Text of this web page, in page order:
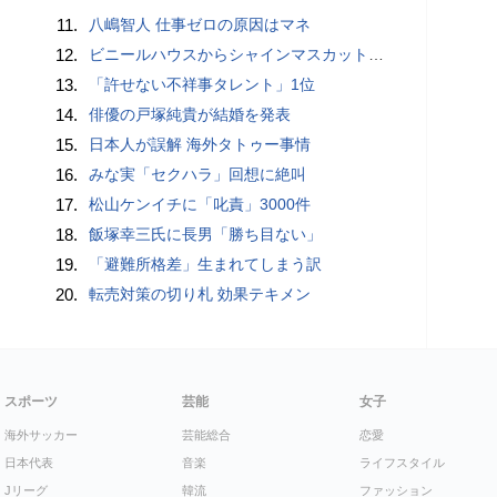
11. 八嶋智人 仕事ゼロの原因はマネ
12. ビニールハウスからシャインマスカット約200房を盗んだ疑い ネットで販売か 無職の男（42）逮捕 岡山県警
13. 「許せない不祥事タレント」1位
14. 俳優の戸塚純貴が結婚を発表
15. 日本人が誤解 海外タトゥー事情
16. みな実「セクハラ」回想に絶叫
17. 松山ケンイチに「叱責」3000件
18. 飯塚幸三氏に長男「勝ち目ない」
19. 「避難所格差」生まれてしまう訳
20. 転売対策の切り札 効果テキメン
スポーツ
海外サッカー
日本代表
Jリーグ
芸能
芸能総合
音楽
韓流
女子
恋愛
ライフスタイル
ファッション